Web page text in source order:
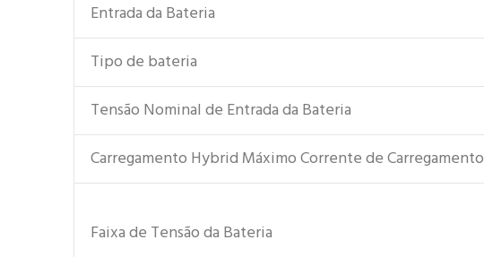
Entrada da Bateria
Tipo de bateria
Tensão Nominal de Entrada da Bateria
Carregamento Hybrid Máximo Corrente de Carregamento
Faixa de Tensão da Bateria